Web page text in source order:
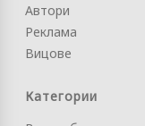
Автори
Реклама
Вицове
Категории